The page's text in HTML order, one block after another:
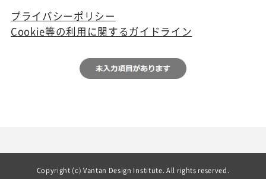
プライバシーポリシー
Cookie等の利用に関するガイドライン
Copyright (c) Vantan Design Institute. All rights reserved.